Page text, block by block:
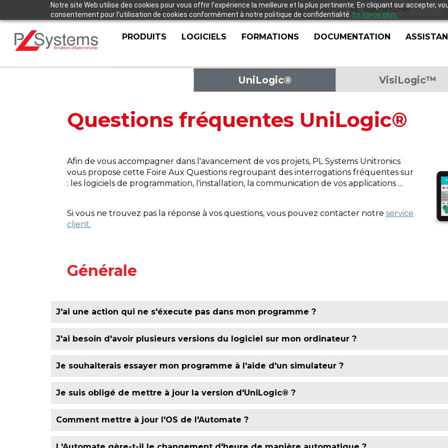
Notre site Web utilise des cookies pour vous offrir l’expérience la meilleure et la plus pertinente. En cliquant sur accepter,
consentement pour l’utilisation de cookies conformément à notre politique de confidentialité. En savoir plus.
PRODUITS LOGICIELS FORMATIONS DOCUMENTATION
UniLogic® VisiLogic™
Questions fréquentes UniLogic®
Afin de vous accompagner dans l'avancement de vos projets, PL Systems Unitronics
vous propose cette Foire Aux Questions regroupant des interrogations fréquentes sur
: les logiciels de programmation, l'installation, la communication de vos applications ...
Si vous ne trouvez pas la réponse à vos questions, vous pouvez contacter notre service
client.
Générale
J'ai une action qui ne s'éxecute pas dans mon programme ?
Il faut vérifier que l'appel des fonctions (Call fonction) / sous-routines (Call Sub-routines) soit bien
J'ai besoin d'avoir plusieurs versions du logiciel sur mon ordinateur ?
Lors de l'installation d'une nouvelle version d'UniLogic®, il vous suffit de cocher la case pour
les consulter voir les raccourcis créés par le logiciel sur le bureau Windows
Je souhaiterais essayer mon programme à l'aide d'un simulateur ?
Il n'existe pas de simulateur UniLogic®
Je suis obligé de mettre à jour la version d'UniLogic® ?
Il est tout à fait possible d'utiliser l'Automate avec une ancienne version (vous pouvez
Comment mettre à jour l'OS de l'Automate ?
Depuis UniLogic > PLC > Gestionnaire UniStream®, il existe 2 méthodes :